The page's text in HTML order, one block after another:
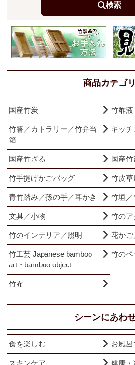
検索
商品カテゴリ
国産竹炭 竹酢液
竹箸／カトラリー／竹弁当
箱
キッ
国産竹ざる 国産竹
竹手提げかごバッグ 竹皮草
青竹踏み／孫の手／耳かき 竹垣／
文具／小物 竹のア
竹のインテリア／照明 花かご
竹工芸 Japanese bamboo
art・bamboo object
竹のペ
竹布
シーンにあわ
食を楽しむ お風呂
スキンケア 健康・